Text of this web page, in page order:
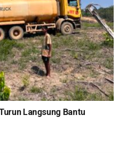
Langsung Bantu